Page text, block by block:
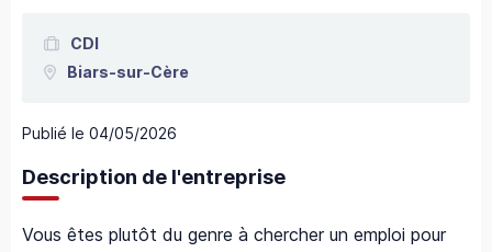
CDI
Biars-sur-Cère
Publié le 04/05/2026
Description de l'entreprise
Vous êtes plutôt du genre à chercher un emploi pour